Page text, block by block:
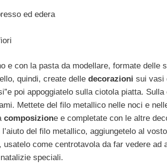
ed edera
e con la pasta da modellare, formate
quindi, create delle decorazioni sui vasi
poi appoggiatelo sulla ciotola piatta.
Mettete del filo metallico nelle noci e
composizione e completate con le altre
del filo metallico, aggiungetelo al
usatelo come centrotavola da far vedere
speciali.